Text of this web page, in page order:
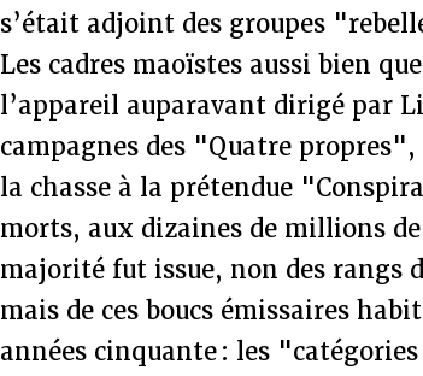
s’était adjoint des groupes
Les cadres maoïstes aussi bien
l’appareil auparavant dirigé par
campagnes des "Quatre
la chasse à la prétendue
morts, aux dizaines de millions
majorité fut issue, non des rangs
mais de ces boucs émissaires
années cinquante : les